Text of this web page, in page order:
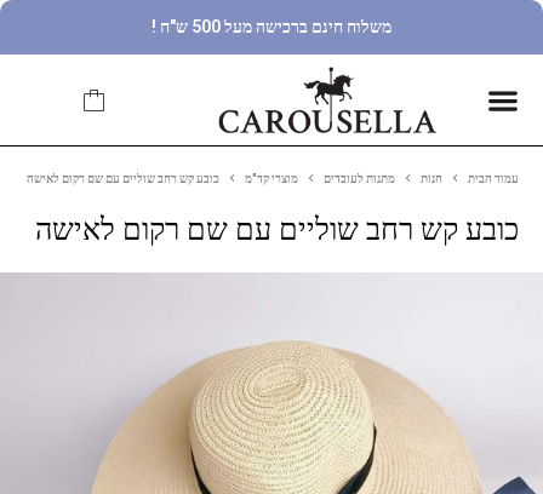
משלוח חינם ברכישה מעל 500 ש"ח !
עמוד הבית חנות מתנות לעובדים מוצרי קד"מ כובע קש רחב שוליים עם שם רקום לאישה
כובע קש רחב שוליים עם שם רקום לאישה